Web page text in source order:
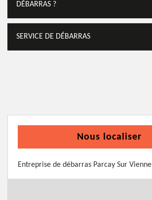
DÉBARRAS ?
SERVICE DE DÉBARRAS
Nous localiser
Entreprise de débarras Parcay Sur Vienne